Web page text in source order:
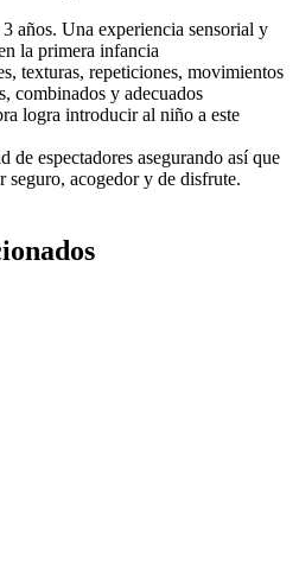
años. Una experiencia sensorial y
la primera infancia
texturas, repeticiones, movimientos
combinados y adecuados
logra introducir al niño a este
de espectadores asegurando así que
seguro, acogedor y de disfrute.